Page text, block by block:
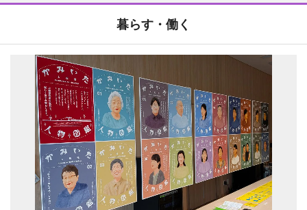
暮らす・働く